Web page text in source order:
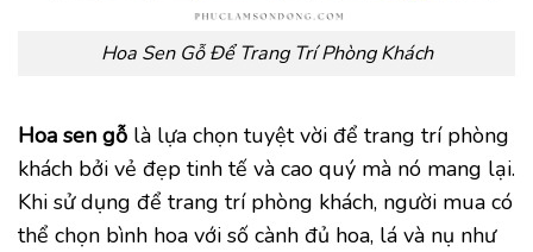
Hoa Sen Gỗ Để Trang Trí Phòng Khách
Hoa sen gỗ là lựa chọn tuyệt vời để trang trí phòng
khách bởi vẻ đẹp tinh tế và cao quý mà nó mang lại.
Khi sử dụng để trang trí phòng khách, người mua có
thể chọn bình hoa với số cành đủ hoa, lá và nụ như